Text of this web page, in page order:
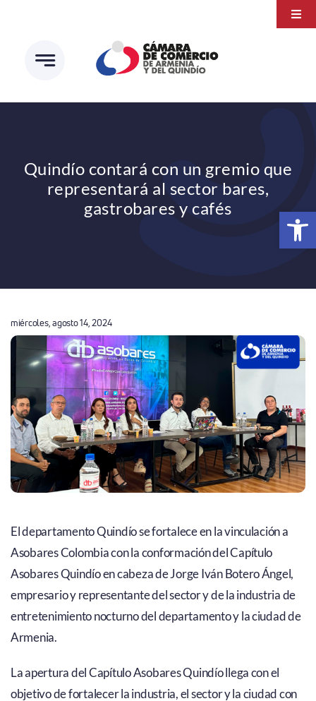
Abrir
contenido
Quindío contará con un gremio que
representará al sector bares,
gastrobares y cafés
miércoles, agosto 14, 2024
El departamento Quindío se fortalece en la vinculación a
Asobares Colombia con la conformación del Capítulo
Asobares Quindío en cabeza de Jorge Iván Botero Ángel,
empresario y representante del sector y de la industria de
entretenimiento nocturno del departamento y la ciudad de
Armenia.
La apertura del Capítulo Asobares Quindío llega con el
objetivo de fortalecer la industria, el sector y la ciudad con